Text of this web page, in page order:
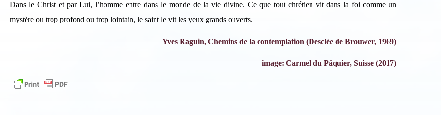
Dans le Christ et par Lui, l’homme entre dans le monde de la vie divine. Ce que tout chrétien vit dans la foi comme un
mystère ou trop profond ou trop lointain, le saint le vit les yeux grands ouverts.
Yves Raguin, Chemins de la contemplation (Desclée de Brouwer, 1969)
image: Carmel du Pâquier, Suisse (2017)